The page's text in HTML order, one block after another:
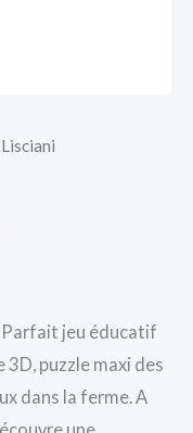
Parfait jeu éducatif
puzzle maxi des
dans la ferme. A